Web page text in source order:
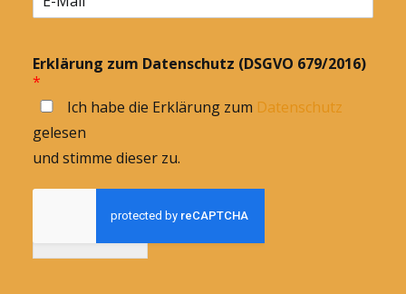
Erklärung zum Datenschutz (DSGVO 679/2016)
*
Ich habe die Erklärung zum Datenschutz
gelesen
und stimme dieser zu.